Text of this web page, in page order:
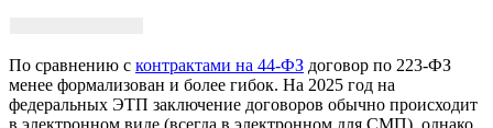
По сравнению с контрактами на 44-ФЗ договор по 223-ФЗ
менее формализован и более гибок. На 2025 год на
федеральных ЭТП заключение договоров обычно происходит
в электронном виде (всегда в электронном для СМП), однако